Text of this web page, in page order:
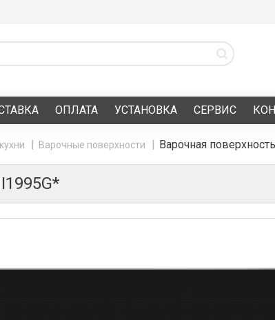
ОПЛАТА УСТАНОВКА СЕРВИС
Варочные поверхности Варочная